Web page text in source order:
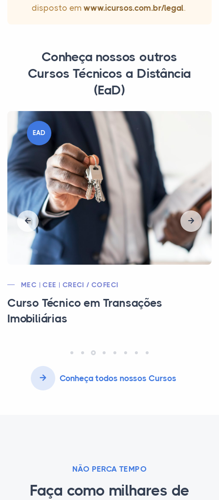
disposto em www.icursos.com.br/legal.
Conheça nossos outros
Cursos Técnicos a Distância
(EaD)
EAD
MEC/CEE/CFB
Curso Técnico em Estética
Conheça todos nossos Cursos
NÃO PERCA TEMPO
Faça como milhares de